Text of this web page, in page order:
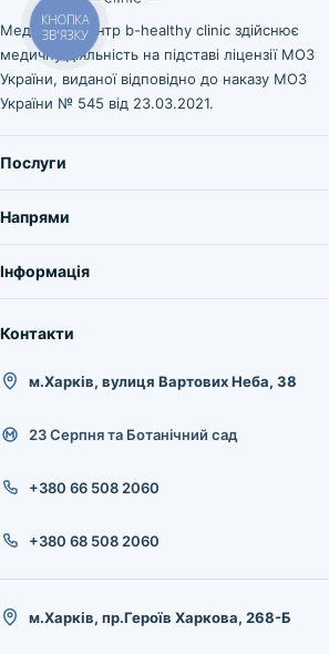
Медичний центр b-healthy clinic здійснює
медичну діяльність на підставі ліцензії МОЗ
України, виданої відповідно до наказу МОЗ
України № 545 від 23.03.2021.
Послуги
Напрями
Інформація
Контакти
м.Харків, вулиця Вартових Неба, 38
23 Серпня та Ботанічний сад
+380 66 508 2060
+380 68 508 2060
м.Харків, пр.Героїв Харкова, 268-Б
КНОПКА
ЗВ'ЯЗКУ